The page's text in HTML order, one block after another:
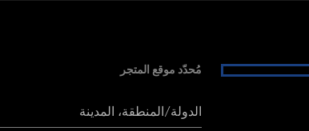
مُحدّد موقع المتجر
الدولة/المنطقة، المدينة